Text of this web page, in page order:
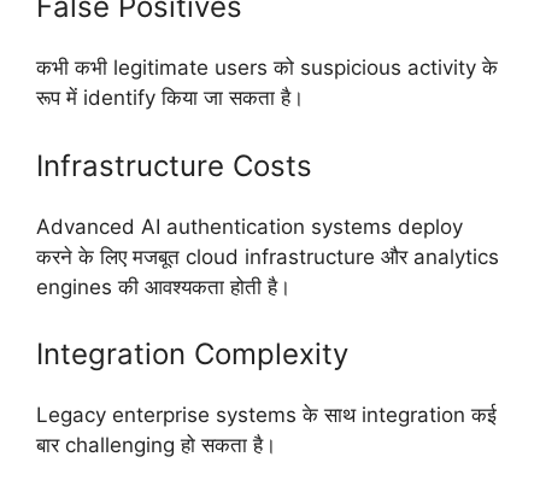
कभी कभी legitimate users को suspicious activity के
रूप में identify किया जा सकता है।
Infrastructure Costs
Advanced AI authentication systems deploy
करने के लिए मजबूत cloud infrastructure और analytics
engines की आवश्यकता होती है।
Integration Complexity
Legacy enterprise systems के साथ integration कई
बार challenging हो सकता है।